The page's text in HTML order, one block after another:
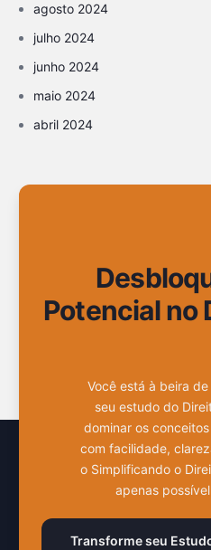
agosto 2024
julho 2024
junho 2024
maio 2024
abril 2024
Potencial no
Você está à beira
seu estudo do
dominar os
com facilidade,
o Simplificando o
apenas
Transforme seu